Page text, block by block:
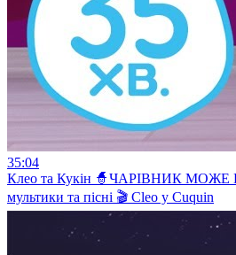
35:04
Клео та Кукiн 🧙ЧАРІВНИК МОЖЕ
мультики та пісні 🎬 Cleo y Cuquin